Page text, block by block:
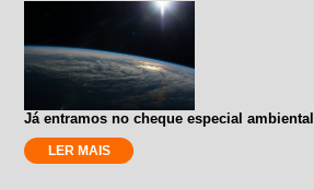
Já entramos no cheque especial ambiental
LER MAIS